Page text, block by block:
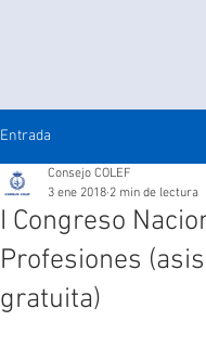
Entrada
I Congreso
Profesiones
gratuita)
Consejo COLEF
3 ene 2018 2 min de lectura